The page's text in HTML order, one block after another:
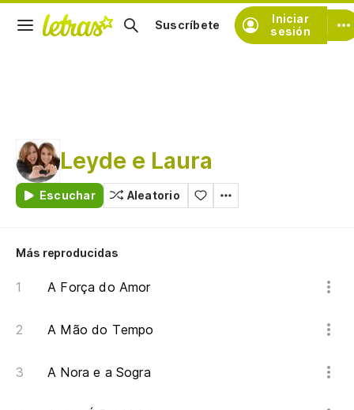
Iniciar
sesión
Suscríbete
Leyde e Laura
Escuchar Aleatorio
Más reproducidas
A Força do Amor
A Mão do Tempo
A Nora e a Sogra